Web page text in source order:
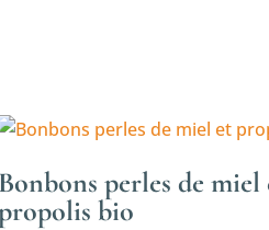
Bonbons perles de miel
bio